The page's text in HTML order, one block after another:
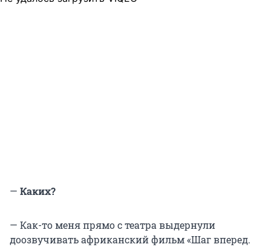
— Каких?
— Как-то меня прямо с театра выдернули
доозвучивать африканский фильм «Шаг вперед.